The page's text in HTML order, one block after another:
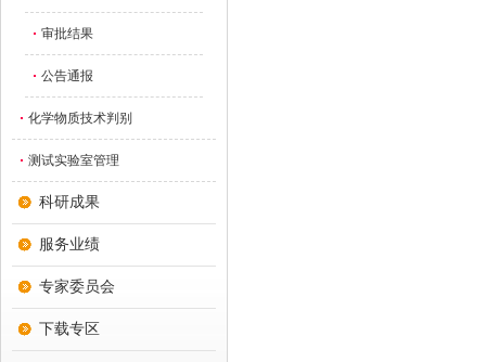
审批结果
公告通报
化学物质技术判别
测试实验室管理
科研成果
服务业绩
专家委员会
下载专区